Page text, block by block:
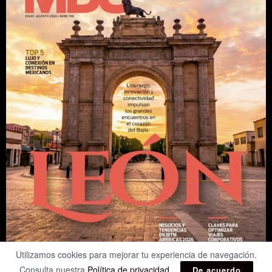
Utilizamos cookies para mejorar tu experiencia de navegación.
Consulta nuestra Política de privacidad